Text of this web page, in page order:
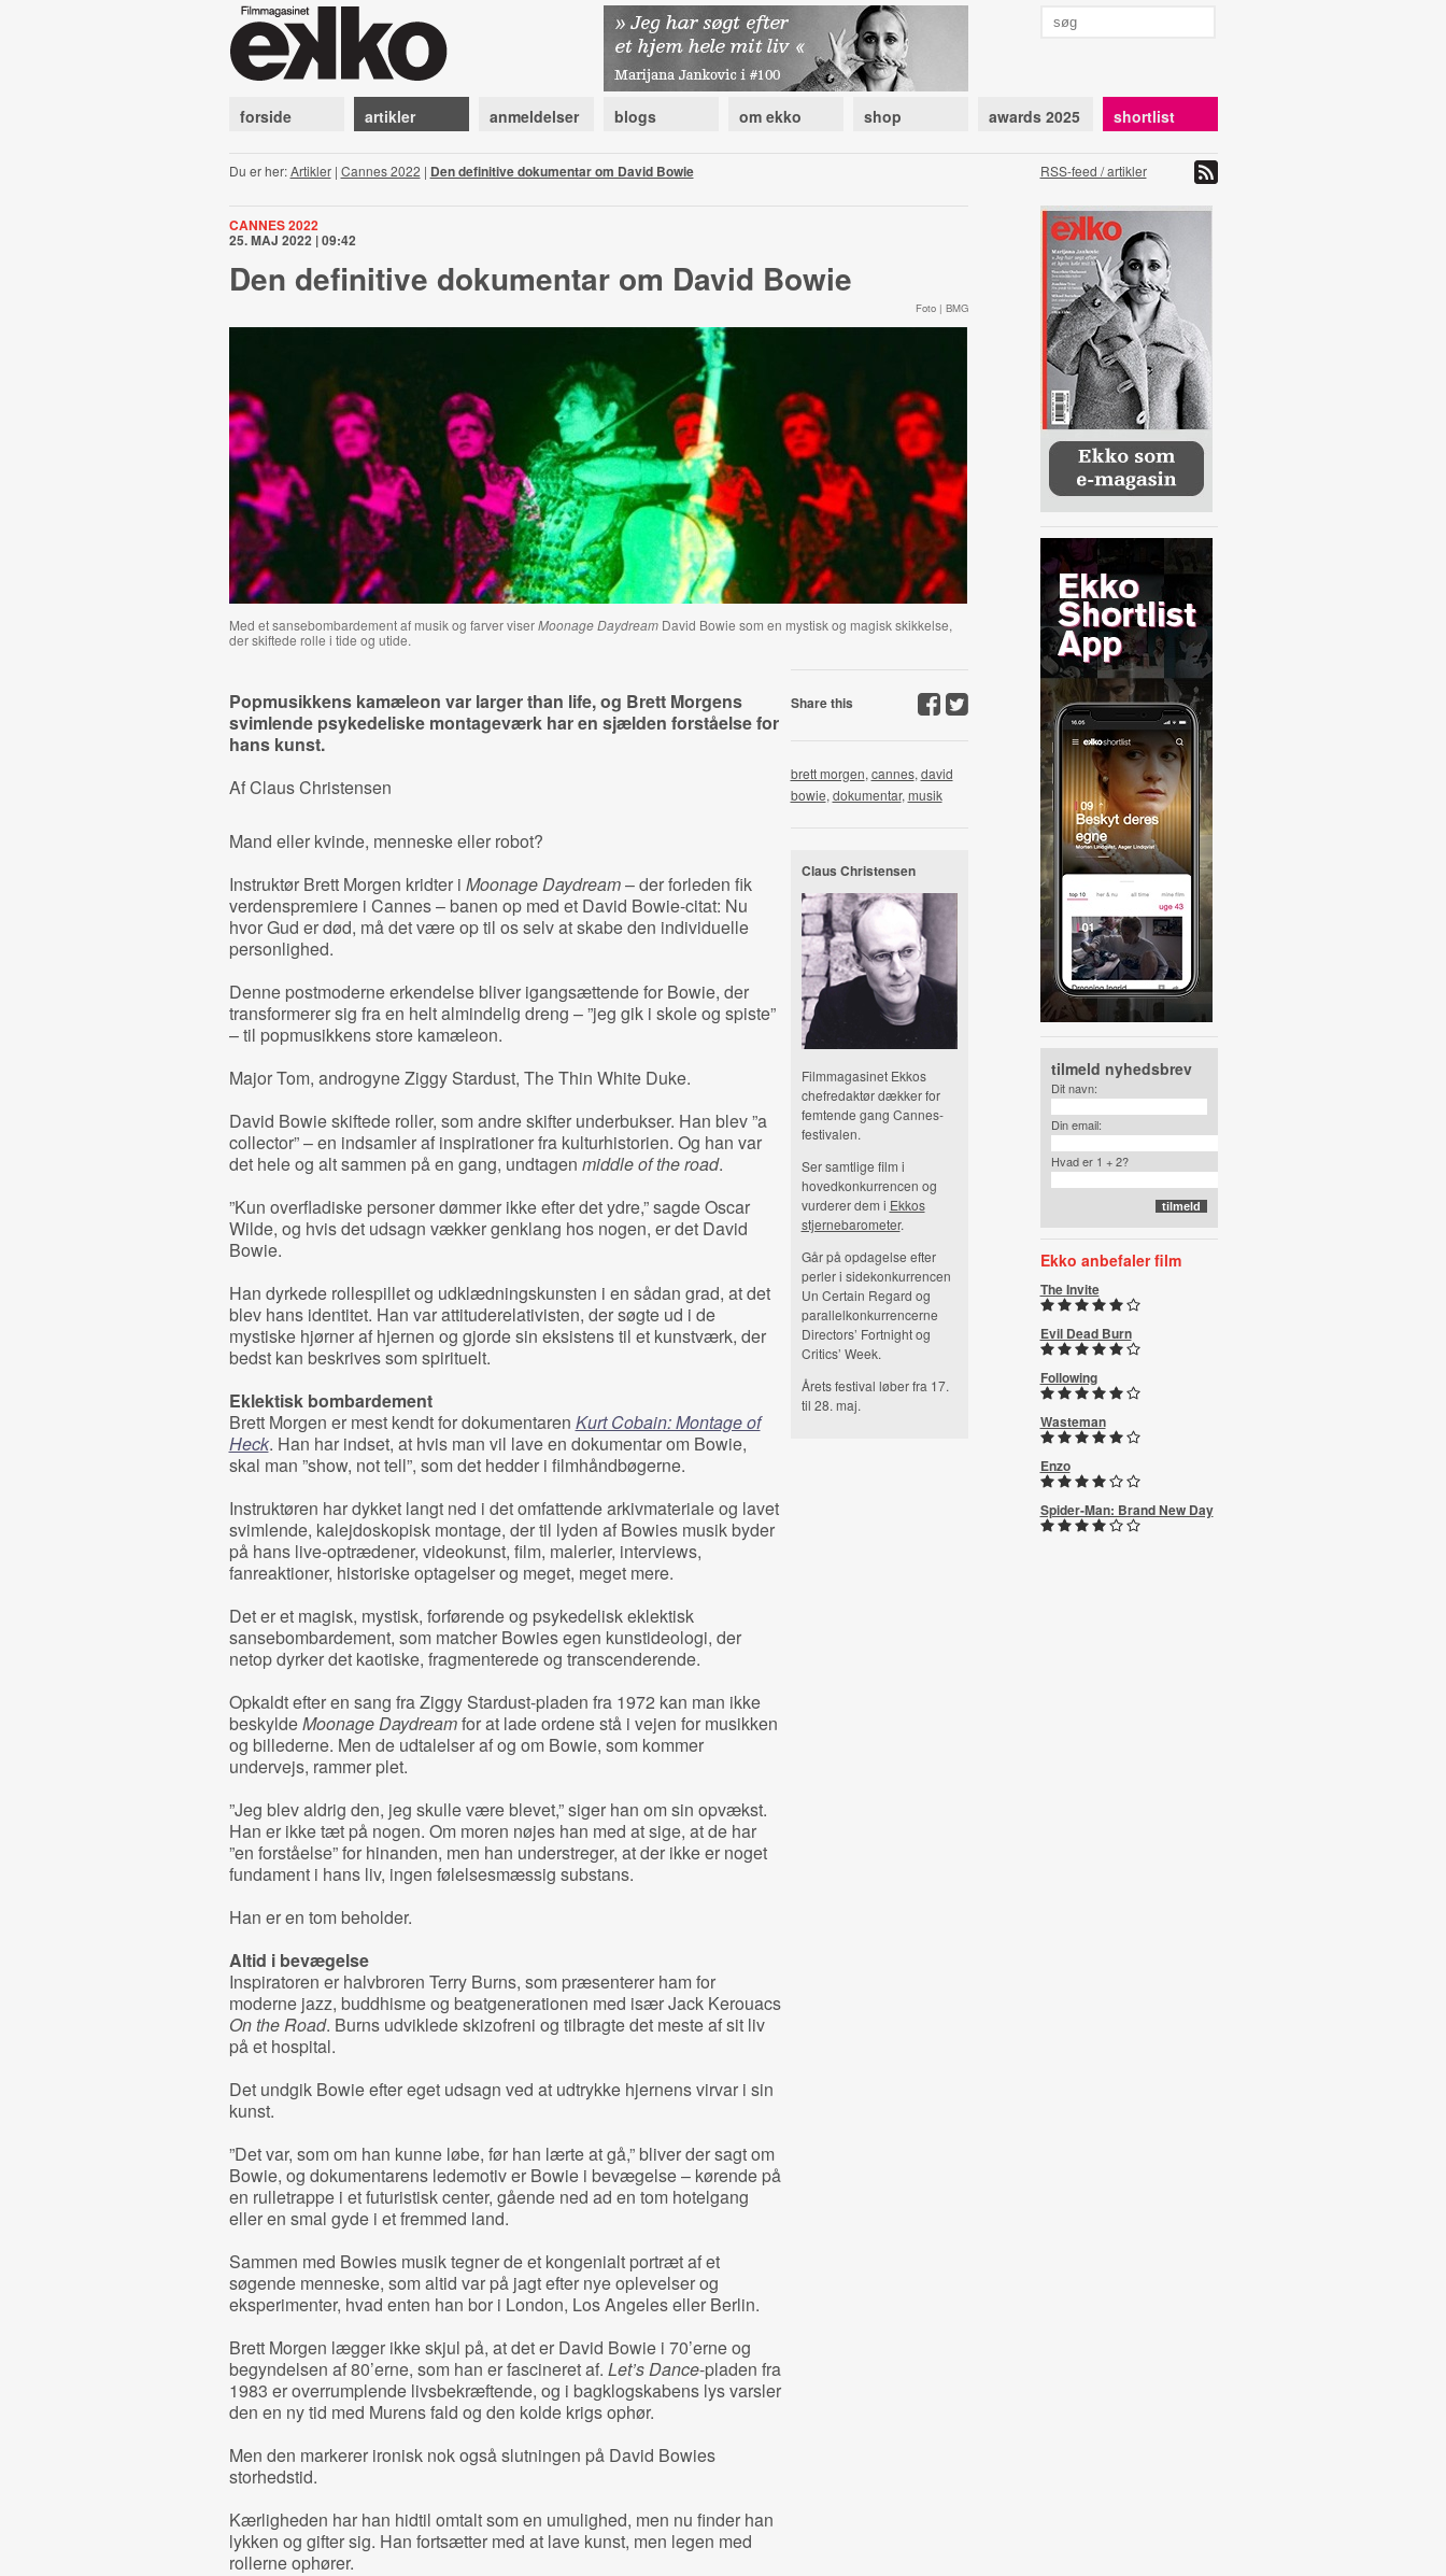
forside artikler anmeldelser blogs om ekko shop awards 2025 shortlist
Du er her:Artikler| Cannes 2022 | Den definitive dokumentar om David Bowie RSS-feed / artikler
CANNES 2022
25. MAJ 2022 | 09:42
Den definitive dokumentar om David Bowie
Foto | BMG
Med et sansebombardement af musik og farver viserMoonage DaydreamDavid Bowie som en mystisk og magisk skikkelse,
der skiftede rolle i tide og utide.
Popmusikkens kamæleon var larger than life, og Brett Morgens
svimlende psykedeliske montageværk har en sjælden forståelse for
hans kunst.
Af Claus Christensen
Mand eller kvinde, menneske eller robot?
Instruktør Brett Morgen kridter i Moonage Daydream– der forleden fik
verdenspremiere i Cannes – banen op med et David Bowie-citat: Nu
hvor Gud er død, må det være op til os selv at skabe den individuelle
personlighed.
Denne postmoderne erkendelse bliver igangsættende for Bowie, der
transformerer sig fra en helt almindelig dreng – ”jeg gik i skole og spiste”
– til popmusikkens store kamæleon.
Major Tom, androgyne Ziggy Stardust, The Thin White Duke.
David Bowie skiftede roller, som andre skifter underbukser. Han blev ”a
collector” – en indsamler af inspirationer fra kulturhistorien. Og han var
det hele og alt sammen på en gang, undtagen middle of the road.
”Kun overfladiske personer dømmer ikke efter det ydre,” sagde Oscar
Wilde, og hvis det udsagn vækker genklang hos nogen, er det David
Bowie.
Han dyrkede rollespillet og udklædningskunsten i en sådan grad, at det
blev hans identitet. Han var attituderelativisten, der søgte ud i de
mystiske hjørner af hjernen og gjorde sin eksistens til et kunstværk, der
bedst kan beskrives som spirituelt.
Eklektisk bombardement
Brett Morgen er mest kendt for dokumentaren Kurt Cobain: Montage of
Heck. Han har indset, at hvis man vil lave en dokumentar om Bowie,
skal man ”show, not tell”, som det hedder i filmhåndbøgerne.
Instruktøren har dykket langt ned i det omfattende arkivmateriale og lavet
svimlende, kalejdoskopisk montage, der til lyden af Bowies musik byder
på hans live-optrædener, videokunst, film, malerier, interviews,
fanreaktioner, historiske optagelser og meget, meget mere.
Det er et magisk, mystisk, forførende og psykedelisk eklektisk
sansebombardement, som matcher Bowies egen kunstideologi, der
netop dyrker det kaotiske, fragmenterede og transcenderende.
Opkaldt efter en sang fra Ziggy Stardust-pladen fra 1972 kan man ikke
beskyldeMoonage Daydreamfor at lade ordene stå i vejen for musikken
og billederne. Men de udtalelser af og om Bowie, som kommer
undervejs, rammer plet.
”Jeg blev aldrig den, jeg skulle være blevet,” siger han om sin opvækst.
Han er ikke tæt på nogen. Om moren nøjes han med at sige, at de har
”en forståelse” for hinanden, men han understreger, at der ikke er noget
fundament i hans liv, ingen følelsesmæssig substans.
Han er en tom beholder.
Altid i bevægelse
Inspiratoren er halvbroren Terry Burns, som præsenterer ham for
moderne jazz, buddhisme og beatgenerationen med især Jack Kerouacs
On the Road. Burns udviklede skizofreni og tilbragte det meste af sit liv
på et hospital.
Det undgik Bowie efter eget udsagn ved at udtrykke hjernens virvar i sin
kunst.
”Det var, som om han kunne løbe, før han lærte at gå,” bliver der sagt om
Bowie, og dokumentarens ledemotiv er Bowie i bevægelse – kørende på
en rulletrappe i et futuristisk center, gående ned ad en tom hotelgang
eller en smal gyde i et fremmed land.
Sammen med Bowies musik tegner de et kongenialt portræt af et
søgende menneske, som altid var på jagt efter nye oplevelser og
eksperimenter, hvad enten han bor i London, Los Angeles eller Berlin.
Brett Morgen lægger ikke skjul på, at det er David Bowie i 70’erne og
begyndelsen af 80’erne, som han er fascineret af. Let’s Dance-pladen fra
1983 er overrumplende livsbekræftende, og i bagklogskabens lys varsler
den en ny tid med Murens fald og den kolde krigs ophør.
Men den markerer ironisk nok også slutningen på David Bowies
storhedstid.
Kærligheden har han hidtil omtalt som en umulighed, men nu finder han
lykken og gifter sig. Han fortsætter med at lave kunst, men legen med
rollerne ophører.
Share this
brett morgen, cannes, david
bowie, dokumentar, musik
Claus Christensen
Filmmagasinet Ekkos
chefredaktør dækker for
femtende gang Cannes-
festivalen.
Ser samtlige film i
hovedkonkurrencen og
vurderer dem i Ekkos
stjernebarometer.
Går på opdagelse efter
perler i sidekonkurrencen
Un Certain Regard og
parallelkonkurrencerne
Directors’ Fortnight og
Critics’ Week.
Årets festival løber fra 17.
til 28. maj.
tilmeld nyhedsbrev
Dit navn:
Din email:
Hvad er 1 + 2?
Ekko anbefaler film
The Invite
Evil Dead Burn
Following
Wasteman
Enzo
Spider-Man: Brand New Day